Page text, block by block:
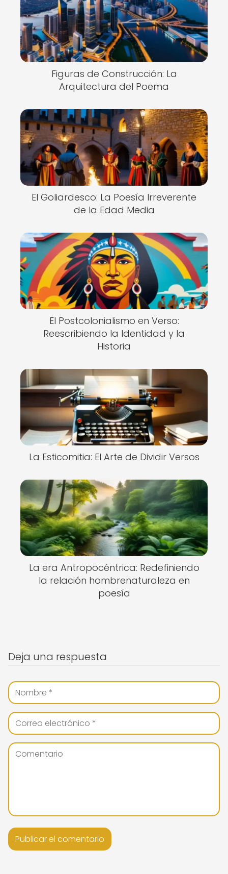
Figuras de Construcción: La
Arquitectura del Poema
El Goliardesco: La Poesía Irreverente
de la Edad Media
El Postcolonialismo en Verso:
Reescribiendo la Identidad y la
Historia
La Esticomitia: El Arte de Dividir Versos
La era Antropocéntrica: Redefiniendo
la relación hombrenaturaleza en
poesía
Deja una respuesta